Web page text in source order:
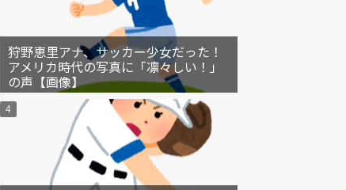
狩野恵里アナ、サッカー少女だった！
アメリカ時代の写真に「凛々しい！」
の声【画像】